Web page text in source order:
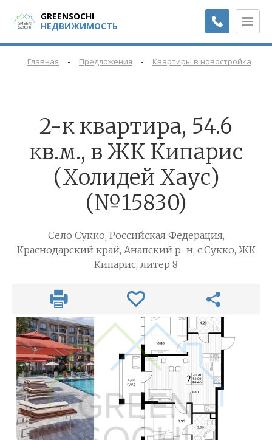
GREENSOCHI
НЕДВИЖИМОСТЬ
Главная - Предложения - Квартиры в новостройках
2-к квартира, 54.6
кв.м., в ЖК Кипарис
(Холидей Хаус)
(№15830)
Село Сукко, Российская Федерация,
Краснодарский край, Анапский р-н, с.Сукко, ЖК
Кипарис, литер 8